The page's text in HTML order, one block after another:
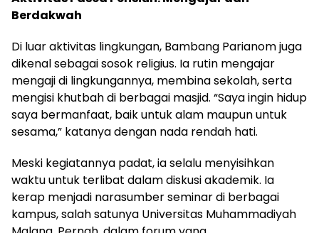
Berdakwah
Di luar aktivitas lingkungan, Bambang Parianom juga
dikenal sebagai sosok religius. Ia rutin mengajar
mengaji di lingkungannya, membina sekolah, serta
mengisi khutbah di berbagai masjid. “Saya ingin hidup
saya bermanfaat, baik untuk alam maupun untuk
sesama,” katanya dengan nada rendah hati.
Meski kegiatannya padat, ia selalu menyisihkan
waktu untuk terlibat dalam diskusi akademik. Ia
kerap menjadi narasumber seminar di berbagai
kampus, salah satunya Universitas Muhammadiyah